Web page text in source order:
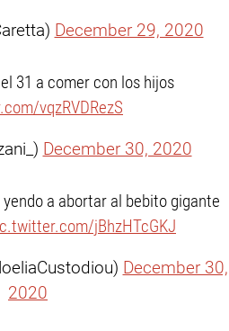
December 29, 2020
31 a comer con los hijos
vqzRVDRezS
December 30, 2020
a abortar al bebito gigante
jBhzHTcGKJ
December 30,
2020